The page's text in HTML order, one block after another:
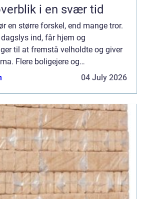
i en svær tid
en større forskel, end mange tror.
ind, får hjem og
til at fremstå velholdte og giver
Flere boligejere og
derfor at bruge en04 July 2026